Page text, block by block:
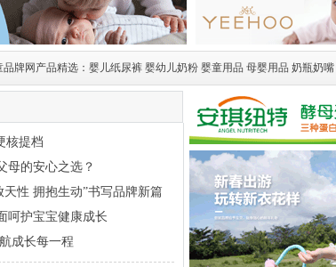
品牌网产品精选： 婴儿纸尿裤 婴幼儿奶粉 婴童用品 母婴用品 奶瓶奶嘴
核提档
母的安心之选？
性 拥抱生动”书写品牌新篇
呵护宝宝健康成长
成长每一程